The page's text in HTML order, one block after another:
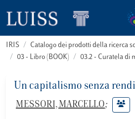
IRIS
Catalogo dei prodotti della ricerca
03 - Libro (BOOK)
03.2 - Curatela di
Un capitalismo senza
MESSORI, MARCELLO;